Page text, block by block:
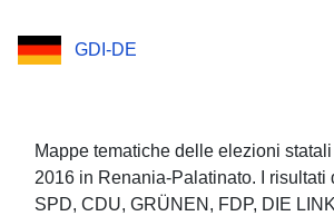
rispetto alle
percentuali (livello
distrettuale
GDI-DE
Mappe tematiche delle elezioni
2016 in Renania-Palatinato. I risultati
SPD, CDU, GRÜNEN, FDP, DIE